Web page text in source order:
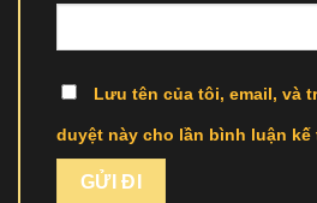
Lưu tên của tôi, email, và
duyệt này cho lần bình luận kế